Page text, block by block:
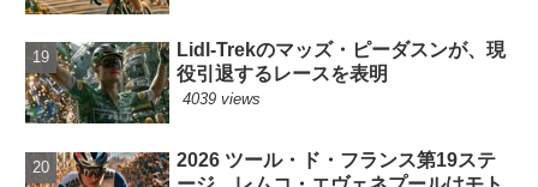
Lidl-Trekのマッズ・ピーダスンが、現
役引退するレースを表明
4039 views
2026 ツール・ド・フランス第19ステ